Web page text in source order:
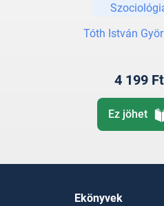
Tóth István
4 199 Ft
Ez jöhet
Ekönyvek